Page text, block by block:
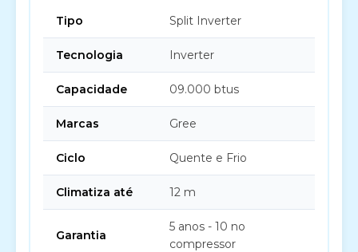
Tipo Split Inverter
Tecnologia Inverter
Capacidade 09.000 btus
Marcas Gree
Ciclo Quente e Frio
Climatiza até 12 m
Garantia
5 anos - 10 no
compressor